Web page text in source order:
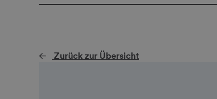
Zurück zur Übersicht